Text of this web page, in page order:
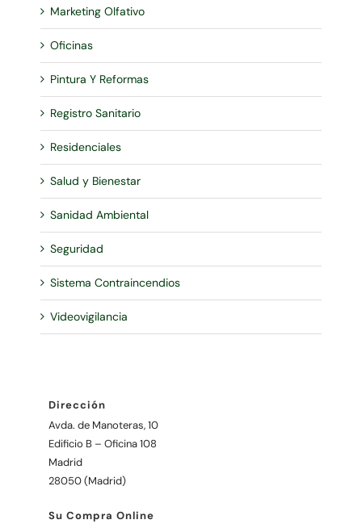
Marketing Olfativo
Oficinas
Pintura Y Reformas
Registro Sanitario
Residenciales
Salud y Bienestar
Sanidad Ambiental
Seguridad
Sistema Contraincendios
Videovigilancia
Dirección
Avda. de Manoteras, 10
Edificio B – Oficina 108
Madrid
28050 (Madrid)
Su Compra Online